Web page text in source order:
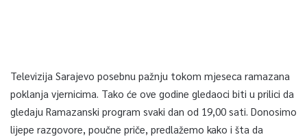
Televizija Sarajevo posebnu pažnju tokom mjeseca ramazana
poklanja vjernicima. Tako će ove godine gledaoci biti u prilici da
gledaju Ramazanski program svaki dan od 19,00 sati. Donosimo
lijepe razgovore, poučne priče, predlažemo kako i šta da